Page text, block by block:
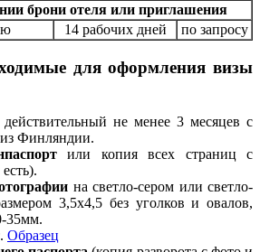
брони отеля или приглашения
14 рабочих дней по запросу
для оформления визы
действительный не менее 3 месяцев с
Финляндии.
или копия всех страниц с
на светло-сером или светло-
3,5х4,5 без уголков и овалов,
35мм.
. Образец